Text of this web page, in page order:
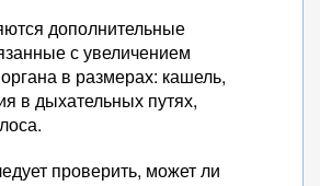
дополнительные
с увеличением
в размерах: кашель,
в дыхательных путях,
проверить, может ли